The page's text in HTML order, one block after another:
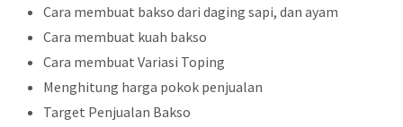
Cara membuat bakso dari daging sapi, dan ayam
Cara membuat kuah bakso
Cara membuat Variasi Toping
Menghitung harga pokok penjualan
Target Penjualan Bakso